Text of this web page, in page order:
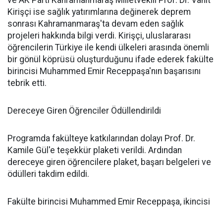
Kirişçi ise sağlık yatırımlarına değinerek deprem
sonrası Kahramanmaraş'ta devam eden sağlık
projeleri hakkında bilgi verdi. Kirişçi, uluslararası
öğrencilerin Türkiye ile kendi ülkeleri arasında önemli
bir gönül köprüsü oluşturduğunu ifade ederek fakülte
birincisi Muhammed Emir Receppaşa'nın başarısını
tebrik etti.
Dereceye Giren Öğrenciler Ödüllendirildi
Programda fakülteye katkılarından dolayı Prof. Dr.
Kamile Gül'e teşekkür plaketi verildi. Ardından
dereceye giren öğrencilere plaket, başarı belgeleri ve
ödülleri takdim edildi.
Fakülte birincisi Muhammed Emir Receppaşa, ikincisi